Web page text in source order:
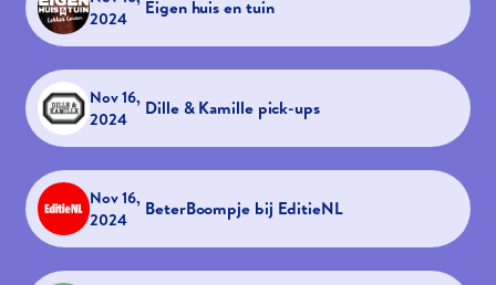
2024
Eigen huis en tuin
Nov 16,
2024
Dille & Kamille pick-ups
Nov 16,
2024
BeterBoompje bij EditieNL